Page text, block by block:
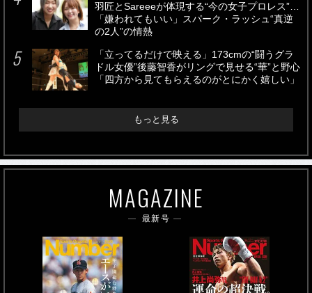
羽匠とSareeeが体現する“今の女子プロレス”…
「嫌われてもいい」スパーク・ラッシュ“真逆
の2人”の情熱
「立ってるだけで映える」173cmの“闘うグラ
ドル女優”後藤智香がリングで見せる“華”と野心
「四方から見てもらえるのがとにかく嬉しい」
もっと見る
MAGAZINE
最新号